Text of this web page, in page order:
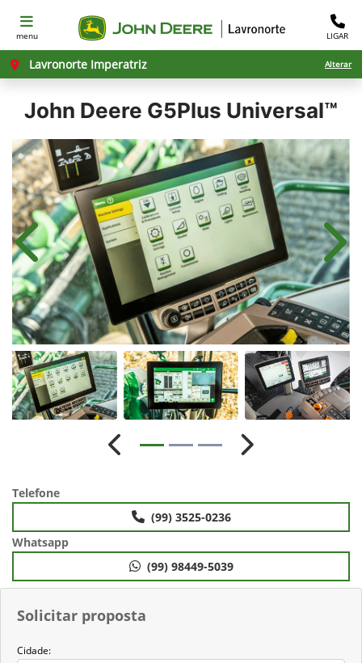
menu LIGAR
Lavronorte Imperatriz Alterar
John Deere G5Plus Universal™
Solicitar proposta
Cidade:
Anterior
Anterior Próximo
Telefone
(99) 3525-0236
Whatsapp
(99) 98449-5039